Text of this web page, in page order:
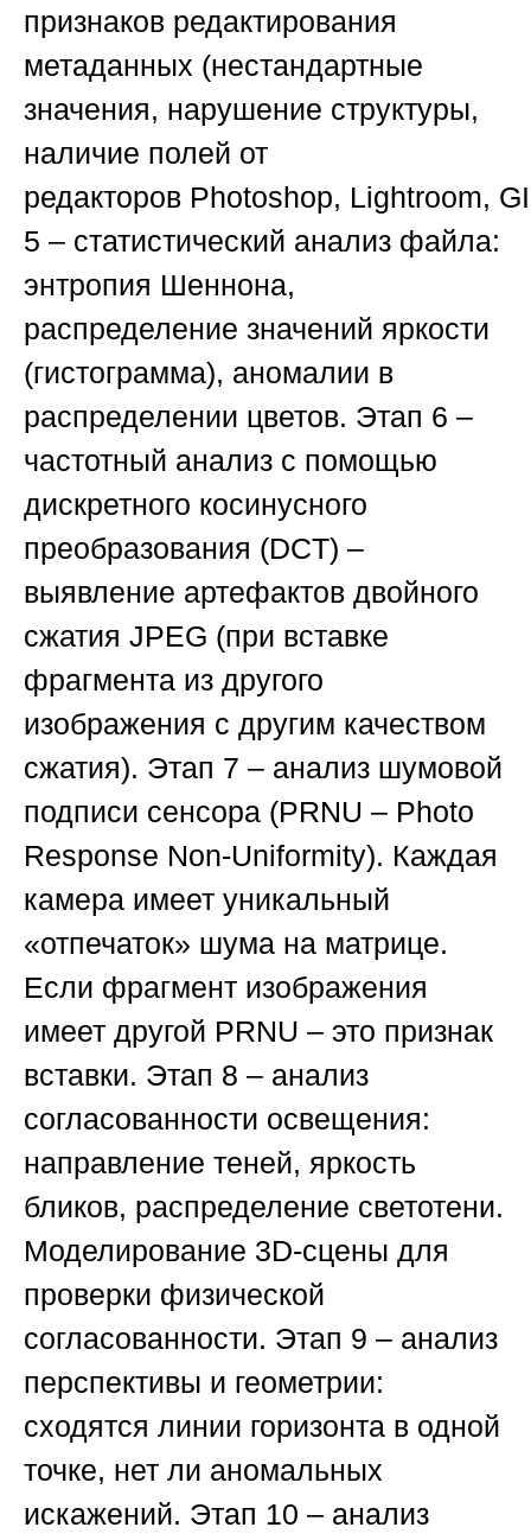
признаков редактирования
метаданных (нестандартные
значения, нарушение структуры,
наличие полей от
редакторов Photoshop, Lightroom,
5 – статистический анализ файла:
энтропия Шеннона,
распределение значений яркости
(гистограмма), аномалии в
распределении цветов. Этап 6 –
частотный анализ с помощью
дискретного косинусного
преобразования (DCT) –
выявление артефактов двойного
сжатия JPEG (при вставке
фрагмента из другого
изображения с другим качеством
сжатия). Этап 7 – анализ шумовой
подписи сенсора (PRNU – Photo
Response Non-Uniformity). Каждая
камера имеет уникальный
«отпечаток» шума на матрице.
Если фрагмент изображения
имеет другой PRNU – это признак
вставки. Этап 8 – анализ
согласованности освещения:
направление теней, яркость
бликов, распределение светотени.
Моделирование 3D-сцены для
проверки физической
согласованности. Этап 9 – анализ
перспективы и геометрии:
сходятся линии горизонта в одной
точке, нет ли аномальных
искажений. Этап 10 – анализ